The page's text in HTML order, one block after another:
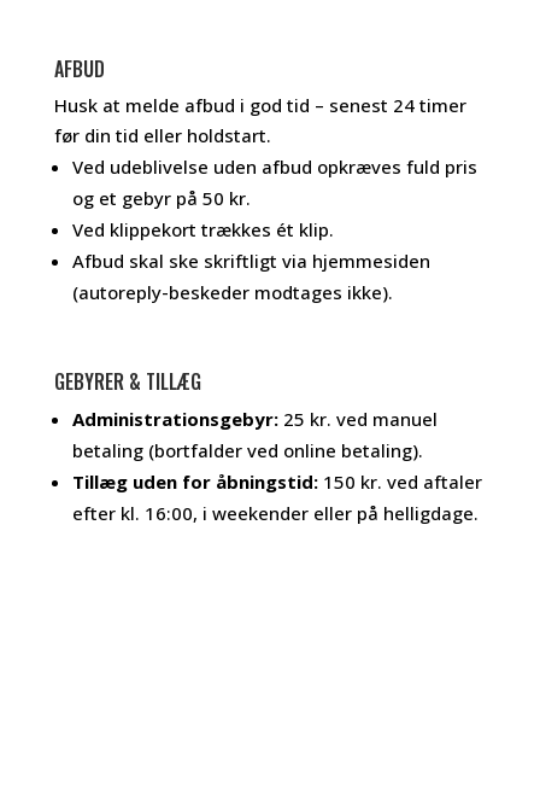
AFBUD
Husk at melde afbud i god tid – senest 24 timer
før din tid eller holdstart.
Ved udeblivelse uden afbud opkræves fuld pris
og et gebyr på 50 kr.
Ved klippekort trækkes ét klip.
Afbud skal ske skriftligt via hjemmesiden
(autoreply-beskeder modtages ikke).
GEBYRER & TILLÆG
Administrationsgebyr:25 kr. ved manuel
betaling (bortfalder ved online betaling).
Tillæg uden for åbningstid:150 kr. ved aftaler
efter kl. 16:00, i weekender eller på helligdage.